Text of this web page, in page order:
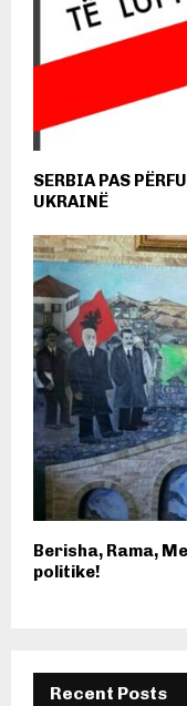
SERBIA PAS
UKRAINË
Berisha, Rama,
politike!
Recent Posts